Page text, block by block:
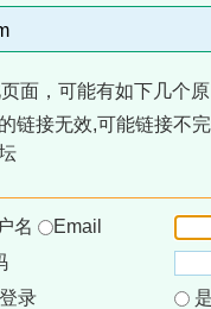
面，可能有如下几个
链接无效,可能链接不
名
Email
录